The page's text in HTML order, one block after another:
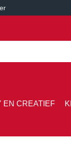
EN CREATIEF